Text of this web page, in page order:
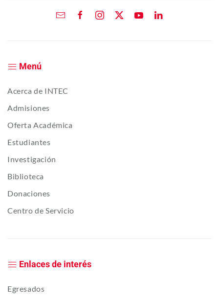
Menú
Acerca de INTEC
Admisiones
Oferta Académica
Estudiantes
Investigación
Biblioteca
Donaciones
Centro de Servicio
Enlaces de interés
Egresados